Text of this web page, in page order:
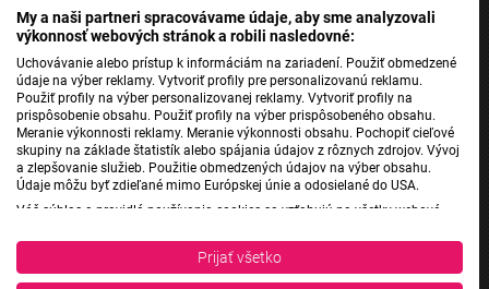
My a naši partneri spracovávame údaje, aby sme analyzovali
výkonnosť webových stránok a robili nasledovné:
Uchovávanie alebo prístup k informáciám na zariadení. Použiť obmedzené
údaje na výber reklamy. Vytvoriť profily pre personalizovanú reklamu.
Použiť profily na výber personalizovanej reklamy. Vytvoriť profily na
prispôsobenie obsahu. Použiť profily na výber prispôsobeného obsahu.
Meranie výkonnosti reklamy. Meranie výkonnosti obsahu. Pochopiť cieľové
skupiny na základe štatistík alebo spájania údajov z rôznych zdrojov. Vývoj
a zlepšovanie služieb. Použitie obmedzených údajov na výber obsahu.
Údaje môžu byť zdieľané mimo Európskej únie a odosielané do USA.
Váš súhlas a pravidlá používania cookies sa vzťahujú na všetky webové
Stred, Rádio Regina Západ, Rádio Patria, Rádio Devín, RTVS, Hudobné
pozdravy, Rádio Slovensko, RSI Francais, RSI English, RSI Slovensky, Rádio
Junior, RSI, Rádio Regina Východ, Rádio_FM, RSI Espanol, NEV.
Prijať všetko
Jednotka
Dvojka
24
Šport
Správy STVR
Podcasty
Mobilné aplikácie